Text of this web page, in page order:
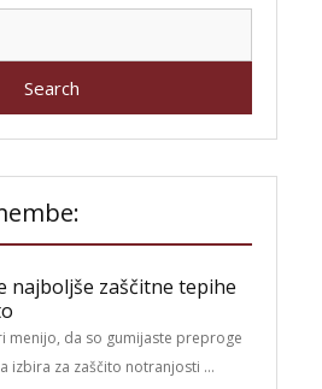
najboljše zaščitne tepihe
menijo, da so gumijaste preproge
izbira za zaščito notranjosti …